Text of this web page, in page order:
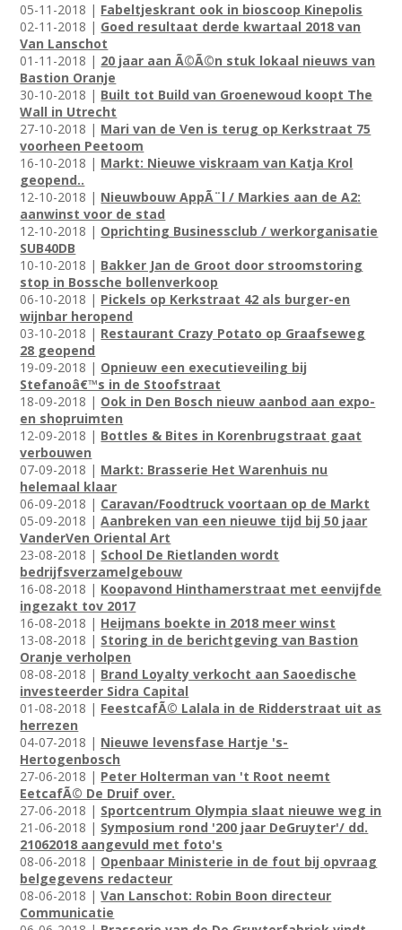
05-11-2018 | Fabeltjeskrant ook in bioscoop Kinepolis
02-11-2018 | Goed resultaat derde kwartaal 2018 van
Van Lanschot
01-11-2018 | 20 jaar aan Ã©Ã©n stuk lokaal nieuws van
Bastion Oranje
30-10-2018 | Built tot Build van Groenewoud koopt The
Wall in Utrecht
27-10-2018 | Mari van de Ven is terug op Kerkstraat 75
voorheen Peetoom
16-10-2018 | Markt: Nieuwe viskraam van Katja Krol
geopend..
12-10-2018 | Nieuwbouw AppÃ¨l / Markies aan de A2:
aanwinst voor de stad
12-10-2018 | Oprichting Businessclub / werkorganisatie
SUB40DB
10-10-2018 | Bakker Jan de Groot door stroomstoring
stop in Bossche bollenverkoop
06-10-2018 | Pickels op Kerkstraat 42 als burger-en
wijnbar heropend
03-10-2018 | Restaurant Crazy Potato op Graafseweg
28 geopend
19-09-2018 | Opnieuw een executieveiling bij
Stefanoâ€™s in de Stoofstraat
18-09-2018 | Ook in Den Bosch nieuw aanbod aan expo-
en shopruimten
12-09-2018 | Bottles & Bites in Korenbrugstraat gaat
verbouwen
07-09-2018 | Markt: Brasserie Het Warenhuis nu
helemaal klaar
06-09-2018 | Caravan/Foodtruck voortaan op de Markt
05-09-2018 |Aanbreken van een nieuwe tijd bij 50 jaar
VanderVen Oriental Art
23-08-2018 | School De Rietlanden wordt
bedrijfsverzamelgebouw
16-08-2018 | Koopavond Hinthamerstraat met eenvijfde
ingezakt tov 2017
16-08-2018 | Heijmans boekte in 2018 meer winst
13-08-2018 | Storing in de berichtgeving van Bastion
Oranje verholpen
08-08-2018 | Brand Loyalty verkocht aan Saoedische
investeerder Sidra Capital
01-08-2018 | FeestcafÃ© Lalala in de Ridderstraat uit as
herrezen
04-07-2018 | Nieuwe levensfase Hartje 's-
Hertogenbosch
27-06-2018 | Peter Holterman van 't Root neemt
EetcafÃ© De Druif over.
27-06-2018 | Sportcentrum Olympia slaat nieuwe weg in
21-06-2018 | Symposium rond '200 jaar DeGruyter'/ dd.
21062018 aangevuld met foto's
08-06-2018 | Openbaar Ministerie in de fout bij opvraag
belgegevens redacteur
08-06-2018 |Van Lanschot: Robin Boon directeur
Communicatie